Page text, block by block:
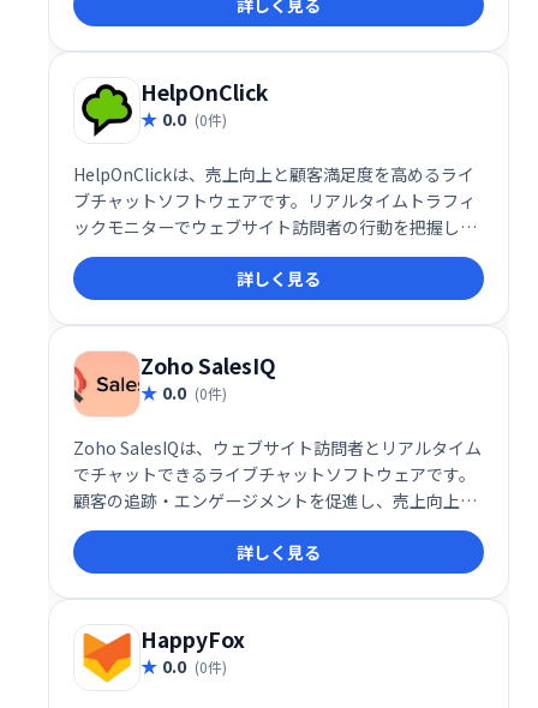
な顧客と関わり、クエリへのスマートな応答を提供で
きます。
詳しく見る
HelpOnClick
0.0 (0件)
HelpOnClickは、売上向上と顧客満足度を高めるライ
ブチャットソフトウェアです。リアルタイムトラフィ
ックモニターでウェブサイト訪問者の行動を把握し、
適切なタイミングでチャットに招待することで、見込
み客を顧客へと転換します。ウェブサイトへの訪問者
を逃さず、エンゲージメントを高め、売上を伸ばした
い企業に最適なソリューションです。
詳しく見る
Zoho SalesIQ
0.0 (0件)
Zoho SalesIQは、ウェブサイト訪問者とリアルタイム
でチャットできるライブチャットソフトウェアです。
顧客の追跡・エンゲージメントを促進し、売上向上に
貢献します。SEOや広告の効果測定にも役立ちます。2
ユーザーまでは無料で利用可能です。 今すぐ無料プラ
ンを始めましょう！
詳しく見る
HappyFox
0.0 (0件)